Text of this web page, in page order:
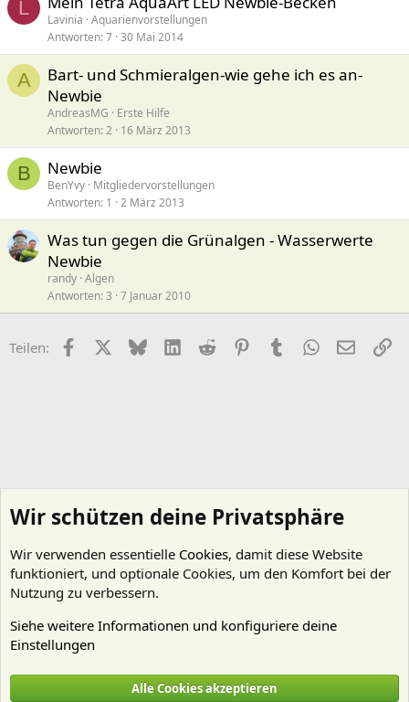
L
Lavinia Aquarienvorstellungen
Antworten 7 30 Mai 2014
A
Bart- und Schmieralgen-wie gehe ich es an-
Newbie
AndreasMG
Erste Hilfe
Antworten 2 16 März 2013
B Newbie
BenYvy Mitgliedervorstellungen
Antworten 1 2 März 2013
Was tun gegen die Grünalgen - Wasserwerte
Newbie
randy Algen
Antworten 3 7 Januar 2010
Teilen: FacebookX (Twitter)
BlueskyLinkedIn
Reddit PinterestTumblr WhatsApp
E-Mail
Wir schützen deine Privatsphäre
Wir verwenden essentielle Cookies, damit diese Website
funktioniert, und optionale Cookies, um den Komfort bei der
Nutzung zu verbessern.
Siehe weitere Informationen und konfiguriere deine
Einstellungen
Alle Cookies akzeptieren